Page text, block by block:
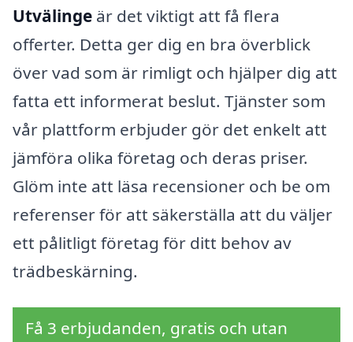
Utvälinge är det viktigt att få flera
offerter. Detta ger dig en bra överblick
över vad som är rimligt och hjälper dig att
fatta ett informerat beslut. Tjänster som
vår plattform erbjuder gör det enkelt att
jämföra olika företag och deras priser.
Glöm inte att läsa recensioner och be om
referenser för att säkerställa att du väljer
ett pålitligt företag för ditt behov av
trädbeskärning.
Få 3 erbjudanden, gratis och utan